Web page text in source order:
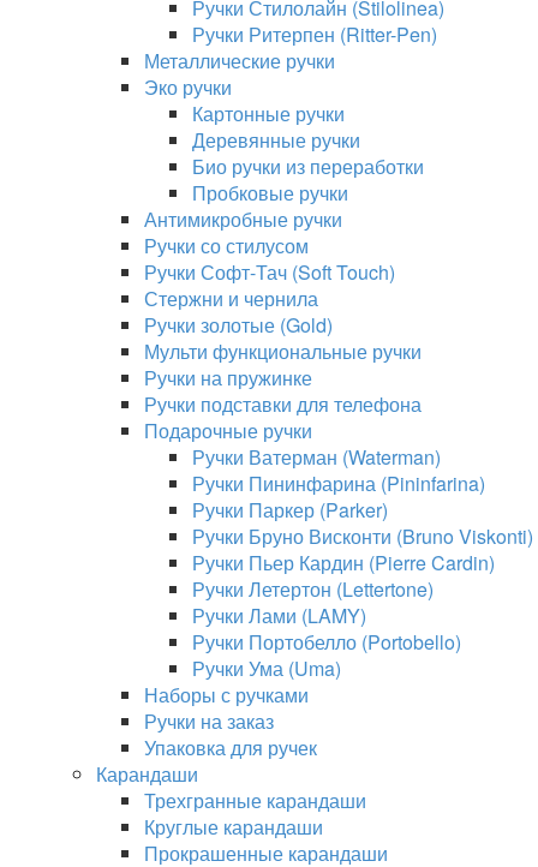
Ручки Стилолайн (Stilolinea)
Ручки Ритерпен (Ritter-Pen)
Металлические ручки
Эко ручки
Картонные ручки
Деревянные ручки
Био ручки из переработки
Пробковые ручки
Антимикробные ручки
Ручки со стилусом
Ручки Софт-Тач (Soft Touch)
Стержни и чернила
Ручки золотые (Gold)
Мульти функциональные ручки
Ручки на пружинке
Ручки подставки для телефона
Подарочные ручки
Ручки Ватерман (Waterman)
Ручки Пининфарина (Pininfarina)
Ручки Паркер (Parker)
Ручки Бруно Висконти (Bruno Viskonti)
Ручки Пьер Кардин (Pierre Cardin)
Ручки Летертон (Lettertone)
Ручки Лами (LAMY)
Ручки Портобелло (Portobello)
Ручки Ума (Uma)
Наборы с ручками
Ручки на заказ
Упаковка для ручек
Карандаши
Трехгранные карандаши
Круглые карандаши
Прокрашенные карандаши